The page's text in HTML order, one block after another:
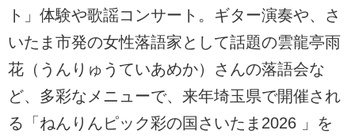
ト」体験や歌謡コンサート。ギター演奏や、さ
いたま市発の女性落語家として話題の雲龍亭雨
花（うんりゅうていあめか）さんの落語会な
ど、多彩なメニューで、来年埼玉県で開催され
る「ねんりんピック彩の国さいたま2026 」を